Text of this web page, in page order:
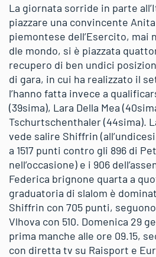
La giornata sorride in parte
piazzare una convincente
piemontese dell’Esercito, mai
dle mondo, si è piazzata
recupero di ben undici
di gara, in cui ha realizzato il
l’hanno fatta invece a
(39sima), Lara Della Mea
Tschurtschenthaler (44sima).
vede salire Shiffrin
a 1517 punti contro gli 896 di
nell’occasione) e i 906
Federica brignone quarta a
graduatoria di slalom è
Shiffrin con 705 punti,
Vlhova con 510. Domenica 29
prima manche alle ore 09.15,
con diretta tv su Raisport e